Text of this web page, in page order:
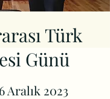
Türk
Günü
Aralık 2023